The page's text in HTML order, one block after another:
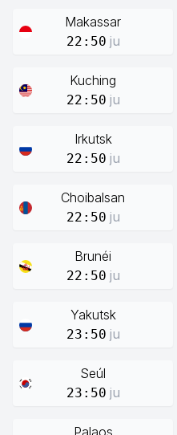
Makassar
22:50 ju
Kuching
22:50 ju
Irkutsk
22:50 ju
Choibalsan
22:50 ju
Brunéi
22:50 ju
Yakutsk
23:50 ju
Seúl
23:50 ju
Palaos